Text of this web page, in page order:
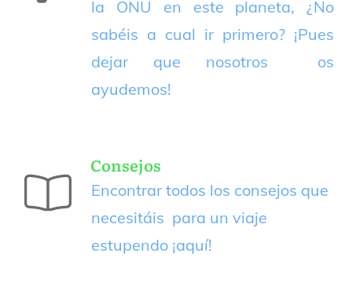
la ONU en este planeta, ¿No
sabéis a cual ir primero? ¡Pues
dejar que nosotros os
ayudemos!
Consejos
Encontrar todos los consejos que
necesitáis para un viaje
estupendo ¡aquí!